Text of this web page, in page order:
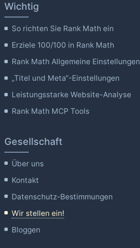
Wichtig
So richten Sie Rank Math ein
Erziele 100/100 in Rank Math
Rank Math Allgemeine Einstellungen
„Titel und Meta“-Einstellungen
Leistungsstarke Website-Analyse
Rank Math MCP Tools
Gesellschaft
Über uns
Kontakt
Datenschutz-Bestimmungen
Wir stellen ein!
Bloggen